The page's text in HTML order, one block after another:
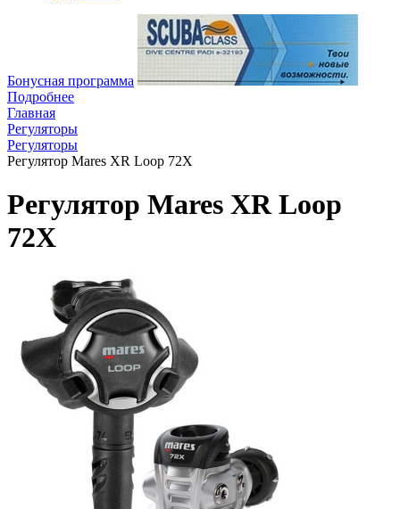
Бонусная программа
Подробнее
Главная
Регуляторы
Регуляторы
Регулятор Mares XR Loop 72X
Регулятор Mares XR Loop
72X